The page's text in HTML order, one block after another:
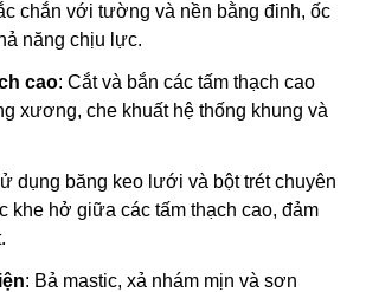
chắn với tường và nền bằng đinh, ốc
năng chịu lực.
cao: Cắt và bắn các tấm thạch cao
xương, che khuất hệ thống khung và
dụng băng keo lưới và bột trét chuyên
khe hở giữa các tấm thạch cao, đảm
: Bả mastic, xả nhám mịn và sơn